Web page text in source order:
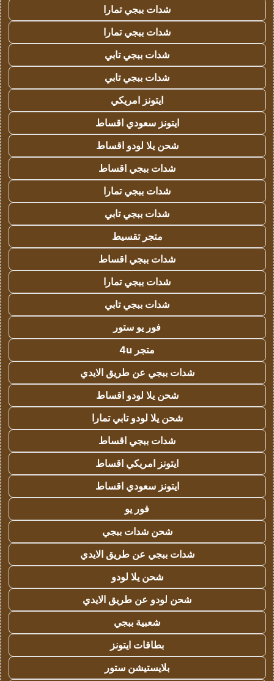
شدات ببجي تمارا
شدات ببجي تمارا
شدات ببجي تابي
شدات ببجي تابي
ايتونز امريكي
ايتونز سعودي اقساط
شحن يلا لودو اقساط
شدات ببجي اقساط
شدات ببجي تمارا
شدات ببجي تابي
متجر تقسيط
شدات ببجي اقساط
شدات ببجي تمارا
شدات ببجي تابي
فور يو ستور
متجر 4u
شدات ببجي عن طريق الايدي
شحن يلا لودو اقساط
شحن يلا لودو تابي تمارا
شدات ببجي اقساط
ايتونز امريكي اقساط
ايتونز سعودي اقساط
فور يو
شحن شدات ببجي
شدات ببجي عن طريق الايدي
شحن يلا لودو
شحن لودو عن طريق الايدي
شعبية ببجي
بطاقات ايتونز
بلايستيشن ستور